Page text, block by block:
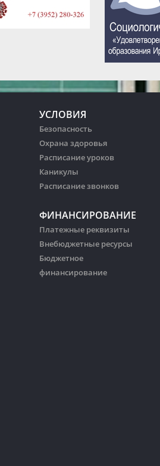
УСЛОВИЯ
Безопасность
Охрана здоровья
Расписание уроков
Каникулы
Расписание звонков
ФИНАНСИРОВАНИЕ
Платежные реквизиты
Внебюджетные ресурсы
Бюджетное
финансирование